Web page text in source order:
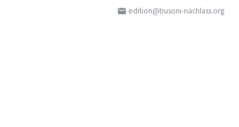
email edition@busoni-nachlass.org